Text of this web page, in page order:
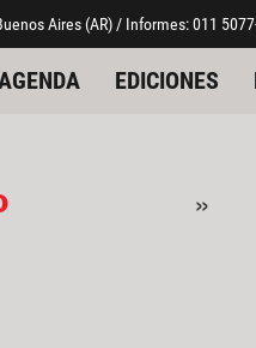
Aires (AR) / Informes: 011
EDICIONES
»